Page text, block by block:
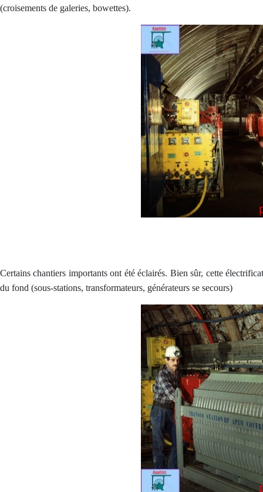
(croisements de galeries, bowettes).
Certains chantiers importants ont été éclairés. Bien sûr, cette
du fond (sous-stations, transformateurs, générateurs se secours)